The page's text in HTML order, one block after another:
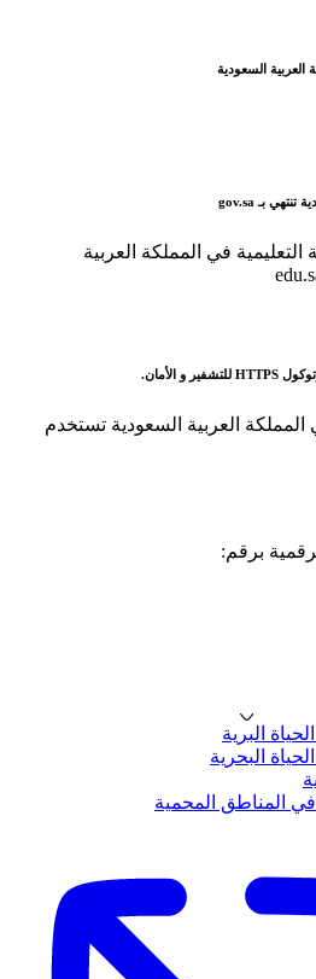
السعودية
تنتهي بـ gov.sa
في المملكة العربية
HTTPS للتشفير و الأمان.
المملكة العربية السعودية تستخدم
برقم:
البرية
البحرية
في المناطق المحمية